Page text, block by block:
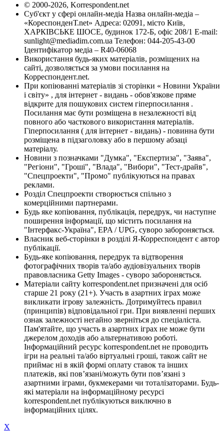
© 2000-2026, Korrespondent.net
Суб'єкт у сфері онлайн-медіа Назва онлайн-медіа –
«КореспонденТ.net» Адреса: 02091, місто Київ,
ХАРКІВСЬКЕ ШОСЕ, будинок 172-Б, офіс 208/1 E-mail:
sunlight@mediadim.com.ua Телефон: 044-205-43-00
Ідентифікатор медіа – R40-06068
Використання будь-яких матеріалів, розміщених на
сайті, дозволяється за умови посилання на
Корреспондент.net.
При копіюванні матеріалів зі сторінки « Новини України
і світу» , для інтернет - видань - обов'язкове пряме
відкрите для пошукових систем гіперпосилання .
Посилання має бути розміщена в незалежності від
повного або часткового використання матеріалів.
Гіперпосилання ( для інтернет - видань) - повинна бути
розміщена в підзаголовку або в першому абзаці
матеріалу.
Новини з позначками "Думка", "Експертиза", "Заява",
"Регіони", "Гроші", "Влада", "Вибори", "Тест-драйв",
"Спецпроекти", "Промо" публікуються на правах
реклами.
Розділ Спецпроекти створюється спільно з
комерційними партнерами.
Будь яке копіювання, публікація, передрук, чи наступне
поширення інформації, що містить посилання на
"Інтерфакс-Україна", EPA / UPG, суворо забороняється.
Власник веб-сторінки в розділі Я-Корреспондент є автор
публікації.
Будь-яке копіювання, передрук та відтворення
фотографічних творів та/або аудіовізуальних творів
правовласника Getty Images - суворо забороняється.
Матеріали сайту korrespondent.net призначені для осіб
старше 21 року (21+). Участь в азартних іграх може
викликати ігрову залежність. Дотримуйтесь правил
(принципів) відповідальної гри. При виявленні перших
ознак залежності негайно зверніться до спеціаліста.
Пам'ятайте, що участь в азартних іграх не може бути
джерелом доходів або альтернативою роботі.
Інформаційний ресурс korrespondent.net не проводить
ігри на реальні та/або віртуальні гроші, також сайт не
приймає ні в якій формі оплату ставок та інших
платежів, які пов’язані/можуть бути пов’язані з
азартними іграми, букмекерами чи тоталізаторами. Будь-
які матеріали на інформаційному ресурсі
korrespondent.net публікуються виключно в
інформаційних цілях.
X